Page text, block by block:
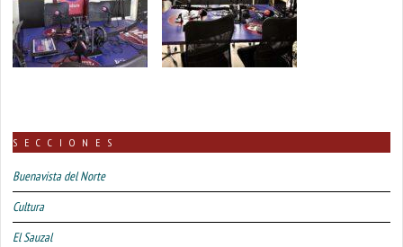
SECCIONES
Buenavista del Norte
Cultura
El Sauzal